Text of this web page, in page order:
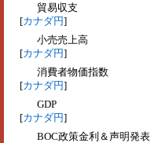
貿易収支
[カナダ円]
小売売上高
[カナダ円]
消費者物価指数
[カナダ円]
GDP
[カナダ円]
BOC政策金利＆声明発表